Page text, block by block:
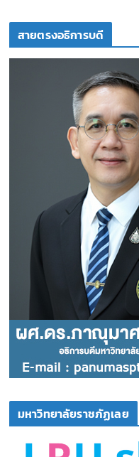
สายตรงอธิการบดี
มหาวิทยาลัยราชภัฏเลย